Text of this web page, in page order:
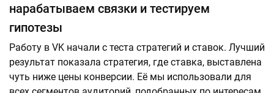
нарабатываем связки и тестируем
гипотезы
Работу в VK начали с теста стратегий и ставок. Лучший
результат показала стратегия, где ставка, выставлена
чуть ниже цены конверсии. Её мы использовали для